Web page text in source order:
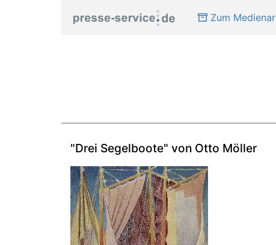
Zum
"Drei Segelboote" von Otto Möller